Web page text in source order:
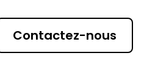
Contactez-nous